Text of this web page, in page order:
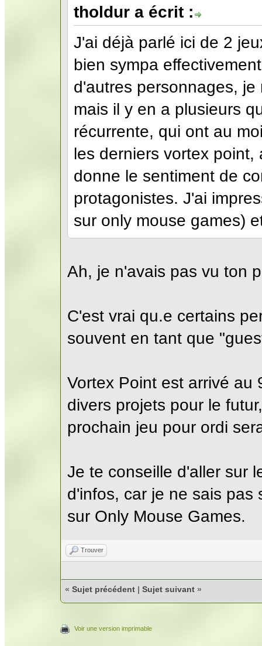
tholdur a écrit :
J'ai déjà parlé ici de 2
bien sympa
d'autres personnages,
mais il y en a plusieurs
récurrente, qui ont au
les derniers vortex
donne le sentiment de
protagonistes. J'ai
sur only mouse games)
Ah, je n'avais pas vu ton
C'est vrai qu.e certains
souvent en tant que
Vortex Point est arrivé au
divers projets pour le
prochain jeu pour ordi
Je te conseille d'aller sur
d'infos, car je ne sais pas
sur Only Mouse Games.
Trouver
« Sujet précédent | Sujet suivant »
Voir une version imprimable